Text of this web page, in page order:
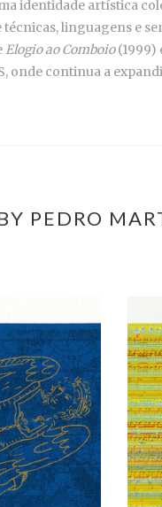
identidade artística
linguagens e
Elogio ao Comboio(1999)
continua a
PEDRO